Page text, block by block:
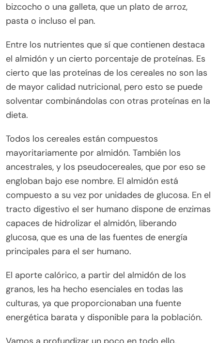
bizcocho o una galleta, que un plato de arroz,
pasta o incluso el pan.
Entre los nutrientes que sí que contienen destaca
el almidón y un cierto porcentaje de proteínas. Es
cierto que las proteínas de los cereales no son las
de mayor calidad nutricional, pero esto se puede
solventar combinándolas con otras proteínas en la
dieta.
Todos los cereales están compuestos
mayoritariamente por almidón. También los
ancestrales, y los pseudocereales, que por eso se
engloban bajo ese nombre. El almidón está
compuesto a su vez por unidades de glucosa. En el
tracto digestivo el ser humano dispone de enzimas
capaces de hidrolizar el almidón, liberando
glucosa, que es una de las fuentes de energía
principales para el ser humano.
El aporte calórico, a partir del almidón de los
granos, les ha hecho esenciales en todas las
culturas, ya que proporcionaban una fuente
energética barata y disponible para la población.